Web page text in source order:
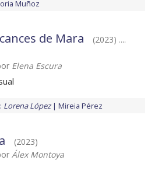
Muñoz
de Mara
(2023) ....
Elena Escura
: Lorena López Mireia Pérez
(2023)
Álex Montoya